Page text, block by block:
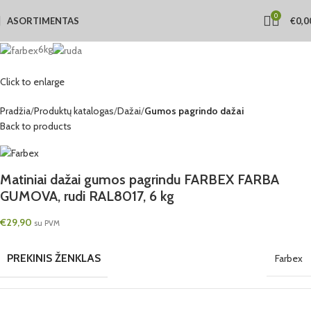
ASORTIMENTAS 0 €
6kg
Click to enlarge
Pradžia Produktų katalogas Dažai Gumos pagrindo dažai
Back to products
Matiniai dažai gumos pagrindu FARBEX FARBA
GUMOVA, rudi RAL8017, 6 kg
€29,90 su PVM
PREKINIS ŽENKLAS Farbex